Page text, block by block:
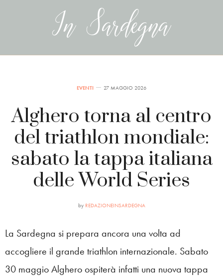
EVENTI 27 MAGGIO 2026
Alghero torna al centro
del triathlon mondiale:
sabato la tappa italiana
delle World Series
by REDAZIONEINSARDEGNA
La Sardegna si prepara ancora una volta ad
accogliere il grande triathlon internazionale. Sabato
30 maggio Alghero ospiterà infatti una nuova tappa